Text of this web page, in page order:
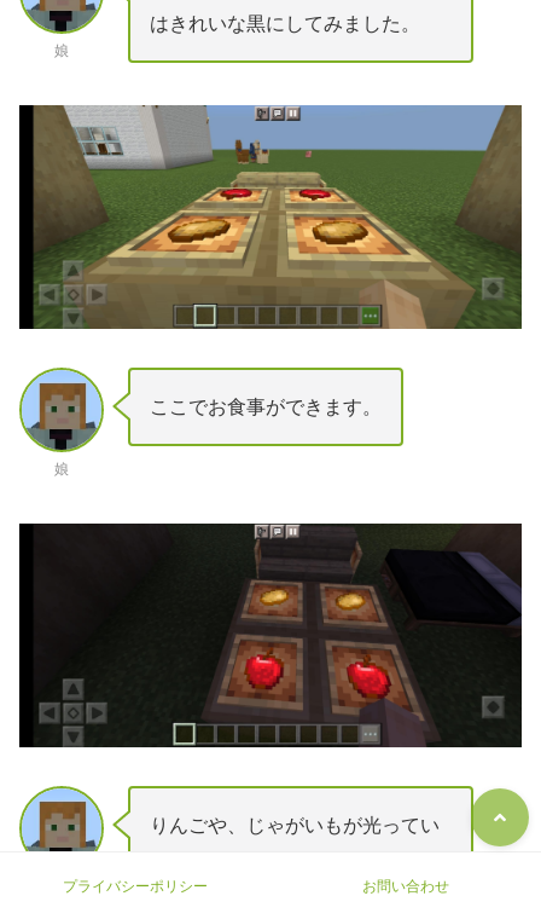
娘
はきれいな黒にしてみました。
娘
ここでお食事ができます。
娘
りんごや、じゃがいもが光ってい
プライバシーポリシー お問い合わせ